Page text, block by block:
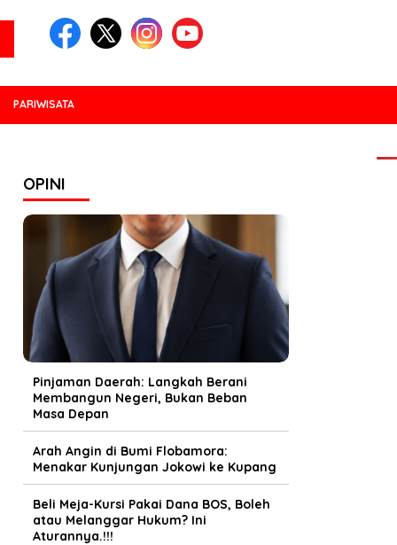
PARIWISATA
OPINI
Pinjaman Daerah: Langkah Berani
Membangun Negeri, Bukan Beban
Masa Depan
Arah Angin di Bumi Flobamora:
Menakar Kunjungan Jokowi ke Kupang
Beli Meja-Kursi Pakai Dana BOS, Boleh
atau Melanggar Hukum? Ini
Aturannya.!!!